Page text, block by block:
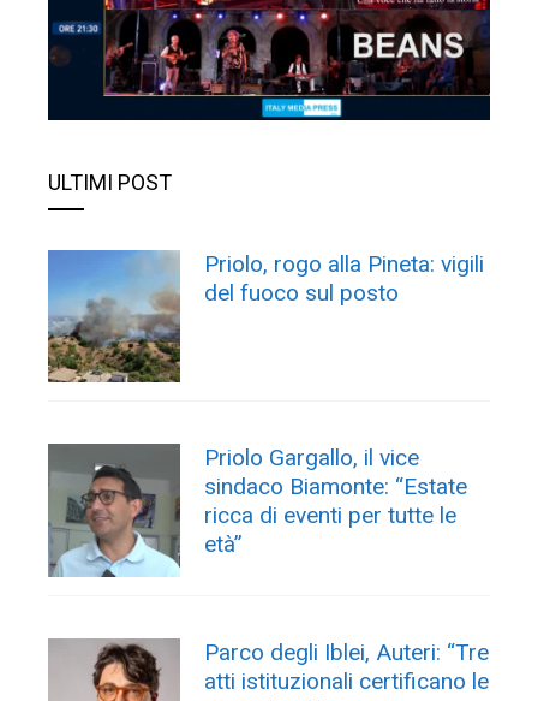
ULTIMI POST
Priolo, rogo alla Pineta: vigili
del fuoco sul posto
Priolo Gargallo, il vice
sindaco Biamonte: “Estate
ricca di eventi per tutte le
età”
Parco degli Iblei, Auteri: “Tre
atti istituzionali certificano le